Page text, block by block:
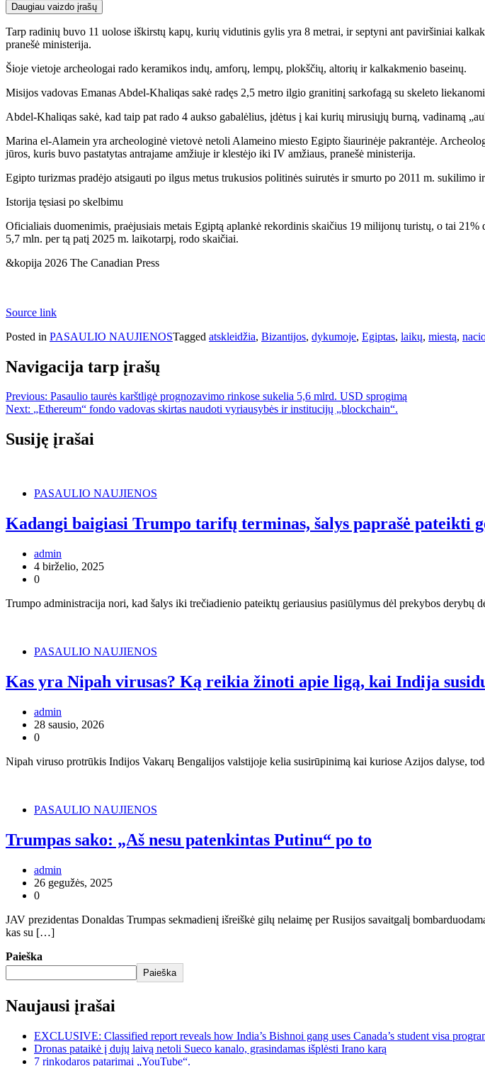
Daugiau vaizdo įrašų
Tarp radinių buvo 11 uolose iškirstų kapų, kurių vidutinis gylis yra 8 metrai, ir septyni ant paviršiniai
pranešė ministerija.
Šioje vietoje archeologai rado keramikos indų, amforų, lempų, plokščių, altorių ir kalkakmenio baseinų.
Misijos vadovas Emanas Abdel-Khaliqas sakė radęs 2,5 metro ilgio granitinį sarkofagą su skeleto
Abdel-Khaliqas sakė, kad taip pat rado 4 aukso gabalėlius, įdėtus į kai kurių mirusiųjų burną, vadinamą
Marina el-Alamein yra archeologinė vietovė netoli Alameino miesto Egipto šiaurinėje pakrantėje.
jūros, kuris buvo pastatytas antrajame amžiuje ir klestėjo iki IV amžiaus, pranešė ministerija.
Egipto turizmas pradėjo atsigauti po ilgus metus trukusios politinės suirutės ir smurto po 2011 m. sukilimo
Istorija tęsiasi po skelbimu
Oficialiais duomenimis, praėjusiais metais Egiptą aplankė rekordinis skaičius 19 milijonų turistų, o tai
5,7 mln. per tą patį 2025 m. laikotarpį, rodo skaičiai.
&kopija 2026 The Canadian Press
Source link
Posted in PASAULIO NAUJIENOSTagged atskleidžia, Bizantijos, dykumoje, Egiptas, laikų, miestą,
Navigacija tarp įrašų
Previous: Pasaulio taurės karštligė prognozavimo rinkose sukelia 5,6 mlrd. USD sprogimą
Next: „Ethereum“ fondo vadovas skirtas naudoti vyriausybės ir institucijų „blockchain“.
Susiję įrašai
PASAULIO NAUJIENOS
Kadangi baigiasi Trumpo tarifų terminas, šalys paprašė pateikti
admin
4 birželio, 2025
0
Trumpo administracija nori, kad šalys iki trečiadienio pateiktų geriausius pasiūlymus dėl prekybos
PASAULIO NAUJIENOS
Kas yra Nipah virusas? Ką reikia žinoti apie ligą, kai Indija
admin
28 sausio, 2026
0
Nipah viruso protrūkis Indijos Vakarų Bengalijos valstijoje kelia susirūpinimą kai kuriose Azijos dalyse,
PASAULIO NAUJIENOS
Trumpas sako: „Aš nesu patenkintas Putinu“ po to
admin
26 gegužės, 2025
0
JAV prezidentas Donaldas Trumpas sekmadienį išreiškė gilų nelaimę per Rusijos savaitgalį
kas su […]
Paieška
Paieška
Naujausi įrašai
EXCLUSIVE: Classified report reveals how India’s Bishnoi gang uses Canada’s student visa
Dronas pataikė į dujų laivą netoli Sueco kanalo, grasindamas išplėsti Irano karą
7 rinkodaros patarimai „YouTube“.